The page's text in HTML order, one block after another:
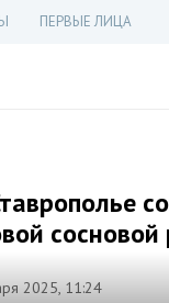
ПЕРВЫЕ ЛИЦА
2025, 11:24